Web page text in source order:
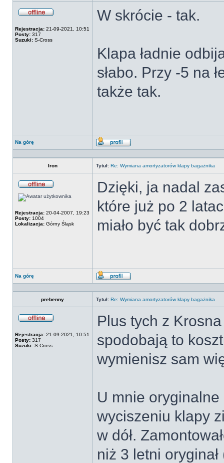
Rejestracja: 21-09-2021, 10:51
Posty: 317
Suzuki: S-Cross
W skrócie - tak.
Klapa ładnie
słabo. Przy -5 na
także tak.
Na górę
Wyświetl
Iron
Tytuł: Re: Wymiana amortyzatorów klapy bagażnika
Rejestracja: 20-04-2007, 19:23
Posty: 1004
Lokalizacja: Górny Śląsk
Dzięki, ja nadal
które już po 2
miało być tak
Na górę
Wyświetl
prebenny
Tytuł: Re: Wymiana amortyzatorów klapy bagażnika
Rejestracja: 21-09-2021, 10:51
Posty: 317
Suzuki: S-Cross
Plus tych z
spodobają to
wymienisz sam
U mnie oryginalne
wyciszeniu klapy
w dół.
niż 3 letni